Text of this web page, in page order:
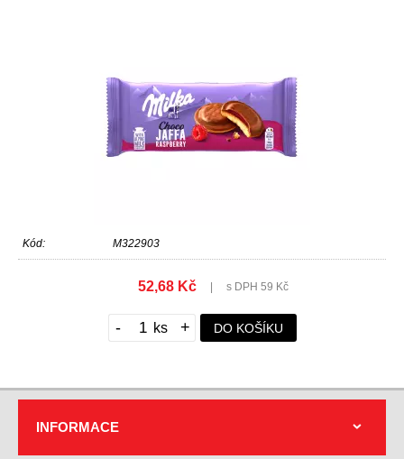
Kód: M322903
52,68 Kč s DPH 59 Kč
- + DO KOŠÍKU
INFORMACE